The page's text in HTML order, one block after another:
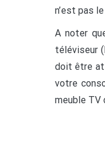
n’est pas
A noter
téléviseur
doit être
votre
meuble TV